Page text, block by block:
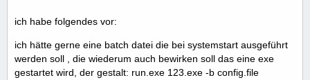
ich habe folgendes vor:
ich hätte gerne eine batch datei die bei systemstart ausgeführt
werden soll , die wiederum auch bewirken soll das eine exe
gestartet wird, der gestalt: run.exe 123.exe -b config.file